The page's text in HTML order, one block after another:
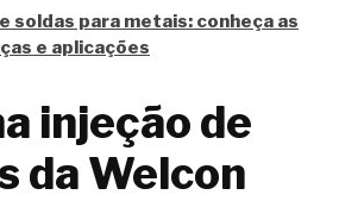
soldas para metais: conheça as
e aplicações
injeção de
da Welcon